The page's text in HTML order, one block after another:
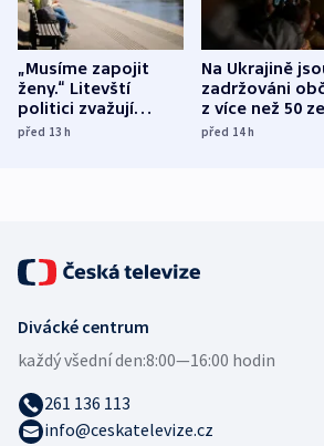
„Musíme zapojit
ženy.“ Litevští
politici zvažují
dohodu o
před 13h
Na Ukrajině
zadržováni
z více než 50
Bojovali na
před 14h
Divácké centrum
každý všední den:8:00—16:00 hodin
261 136 113
info@ceskatelevize.cz